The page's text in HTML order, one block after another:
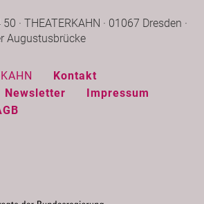
· THEATERKAHN · 01067 Dresden ·
Augustusbrücke
Kontakt
Newsletter
Impressum